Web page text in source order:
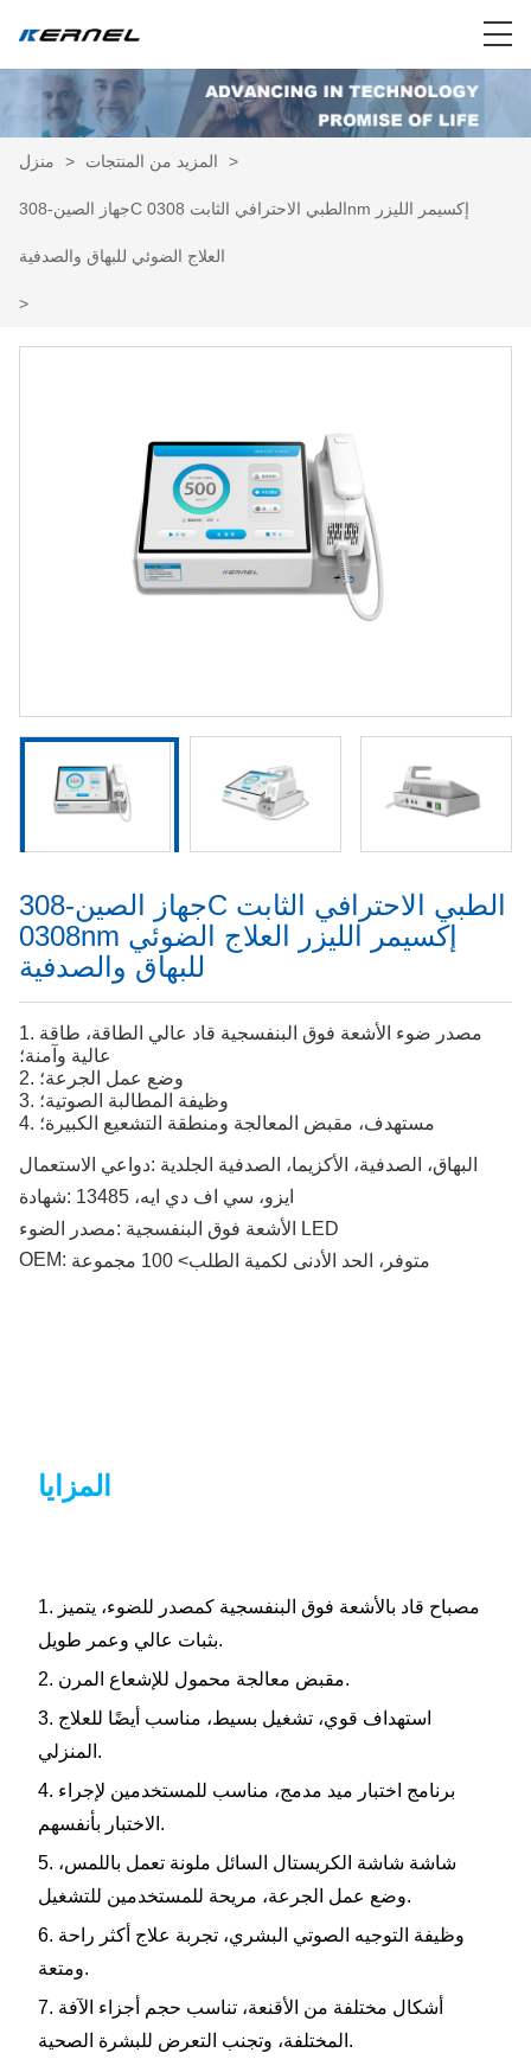
منزل > المزيد من المنتجات >
جهاز الصين-308C الطبي الاحترافي الثابت 0308nm إكسيمر الليزر
العلاج الضوئي للبهاق والصدفية
>
جهاز الصين-308C الطبي الاحترافي الثابت
0308nm إكسيمر الليزر العلاج الضوئي
للبهاق والصدفية
1. مصدر ضوء الأشعة فوق البنفسجية قاد عالي الطاقة، طاقة
عالية وآمنة؛
2. وضع عمل الجرعة؛
3. وظيفة المطالبة الصوتية؛
4. مستهدف، مقبض المعالجة ومنطقة التشعيع الكبيرة؛
دواعي الاستعمال: البهاق، الصدفية، الأكزيما، الصدفية الجلدية
شهادة:
ايزو، سي اف دي ايه، 13485
مصدر الضوء:
الأشعة فوق البنفسجية LED
OEM:
متوفر، الحد الأدنى لكمية الطلب> 100 مجموعة
المزايا
1. مصباح قاد بالأشعة فوق البنفسجية كمصدر للضوء، يتميز
بثبات عالي وعمر طويل.
2. مقبض معالجة محمول للإشعاع المرن.
3. استهداف قوي، تشغيل بسيط، مناسب أيضًا للعلاج
المنزلي .
4. برنامج اختبار ميد مدمج، مناسب للمستخدمين لإجراء
الاختبار بأنفسهم .
5. شاشة شاشة الكريستال السائل ملونة تعمل باللمس،
وضع عمل الجرعة، مريحة للمستخدمين للتشغيل.
6. وظيفة التوجيه الصوتي البشري، تجربة علاج أكثر راحة
ومتعة.
7. أشكال مختلفة من الأقنعة، تناسب حجم أجزاء الآفة
المختلفة، وتجنب التعرض للبشرة الصحية.